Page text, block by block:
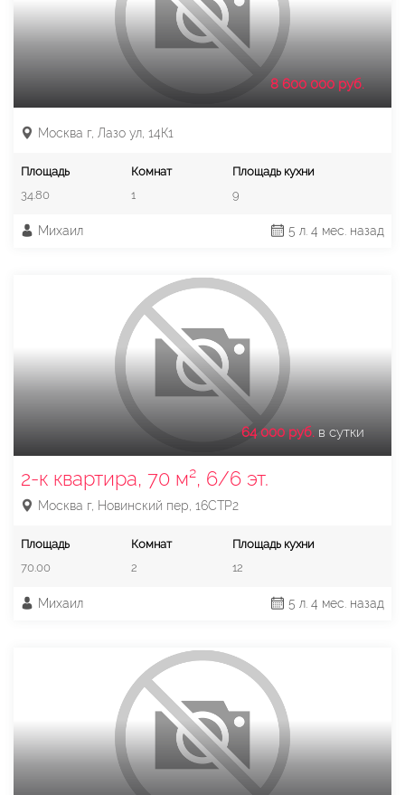
8 600 000 руб.
Москва г, Лазо ул, 14К1
Площадь
34.80
Комнат
1
Площадь кухни
9
Михаил 5 л. 4 мес. назад
64 000 руб. в сутки
2-к квартира, 70 м², 6/6 эт.
Москва г, Новинский пер, 16СТР2
Площадь
70.00
Комнат
2
Площадь кухни
12
Михаил 5 л. 4 мес. назад